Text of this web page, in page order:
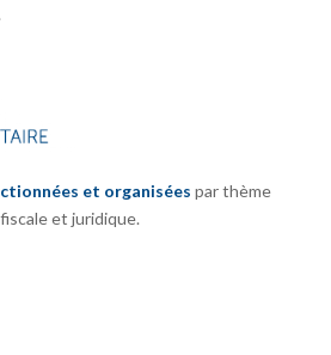
et organisées par thème
et juridique.